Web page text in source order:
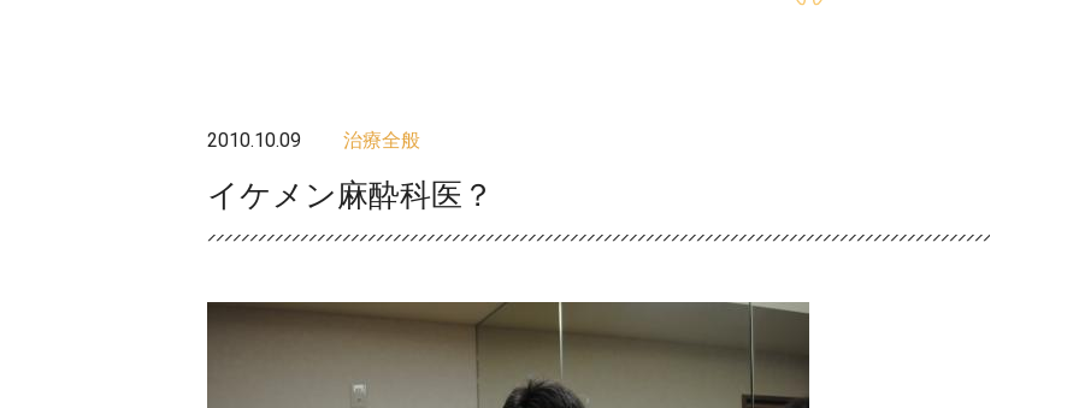
2010.10.09 治療全般
イケメン麻酔科医？